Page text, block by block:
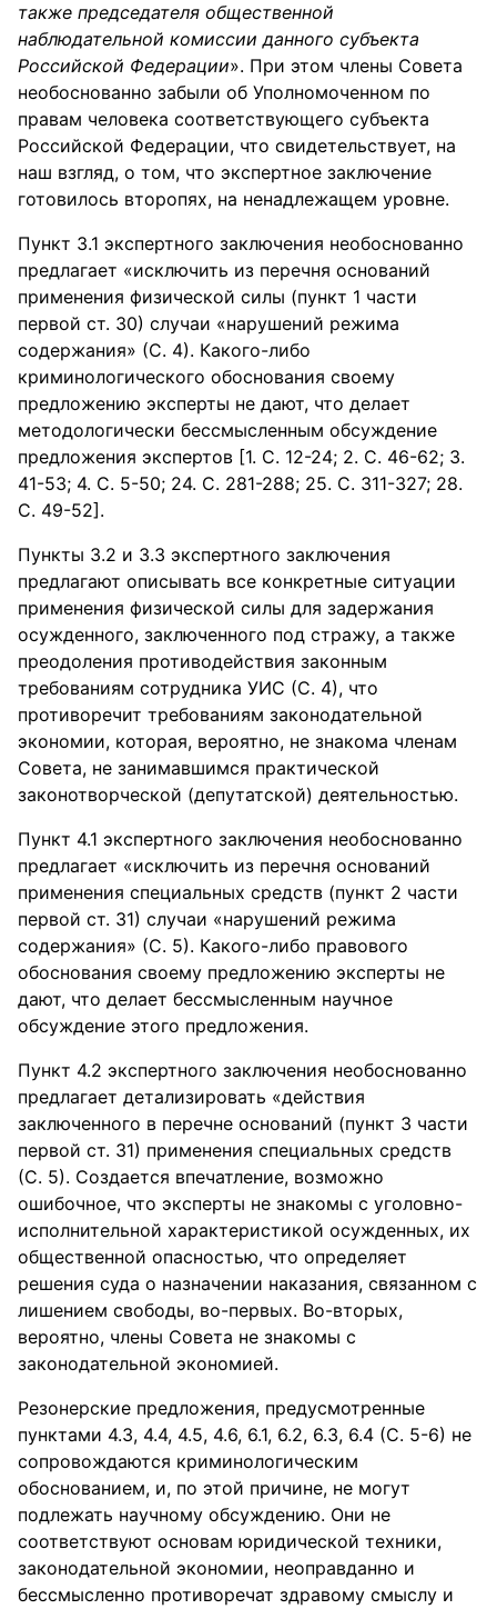
также председателя общественной
наблюдательной комиссии данного субъекта
Российской Федерации». При этом члены Совета
необоснованно забыли об Уполномоченном по
правам человека соответствующего субъекта
Российской Федерации, что свидетельствует, на
наш взгляд, о том, что экспертное заключение
готовилось второпях, на ненадлежащем уровне.
Пункт 3.1 экспертного заключения необоснованно
предлагает «исключить из перечня оснований
применения физической силы (пункт 1 части
первой ст. 30) случаи «нарушений режима
содержания» (С. 4). Какого-либо
криминологического обоснования своему
предложению эксперты не дают, что делает
методологически бессмысленным обсуждение
предложения экспертов [1. С. 12-24; 2. С. 46-62; 3.
41-53; 4. С. 5-50; 24. С. 281-288; 25. С. 311-327; 28.
С. 49-52].
Пункты 3.2 и 3.3 экспертного заключения
предлагают описывать все конкретные ситуации
применения физической силы для задержания
осужденного, заключенного под стражу, а также
преодоления противодействия законным
требованиям сотрудника УИС (С. 4), что
противоречит требованиям законодательной
экономии, которая, вероятно, не знакома членам
Совета, не занимавшимся практической
законотворческой (депутатской) деятельностью.
Пункт 4.1 экспертного заключения необоснованно
предлагает «исключить из перечня оснований
применения специальных средств (пункт 2 части
первой ст. 31) случаи «нарушений режима
содержания» (С. 5). Какого-либо правового
обоснования своему предложению эксперты не
дают, что делает бессмысленным научное
обсуждение этого предложения.
Пункт 4.2 экспертного заключения необоснованно
предлагает детализировать «действия
заключенного в перечне оснований (пункт 3 части
первой ст. 31) применения специальных средств
(С. 5). Создается впечатление, возможно
ошибочное, что эксперты не знакомы с уголовно-
исполнительной характеристикой осужденных, их
общественной опасностью, что определяет
решения суда о назначении наказания, связанном с
лишением свободы, во-первых. Во-вторых,
вероятно, члены Совета не знакомы с
законодательной экономией.
Резонерские предложения, предусмотренные
пунктами 4.3, 4.4, 4.5, 4.6, 6.1, 6.2, 6.3, 6.4 (С. 5-6) не
сопровождаются криминологическим
обоснованием, и, по этой причине, не могут
подлежать научному обсуждению. Они не
соответствуют основам юридической техники,
законодательной экономии, неоправданно и
бессмысленно противоречат здравому смыслу и